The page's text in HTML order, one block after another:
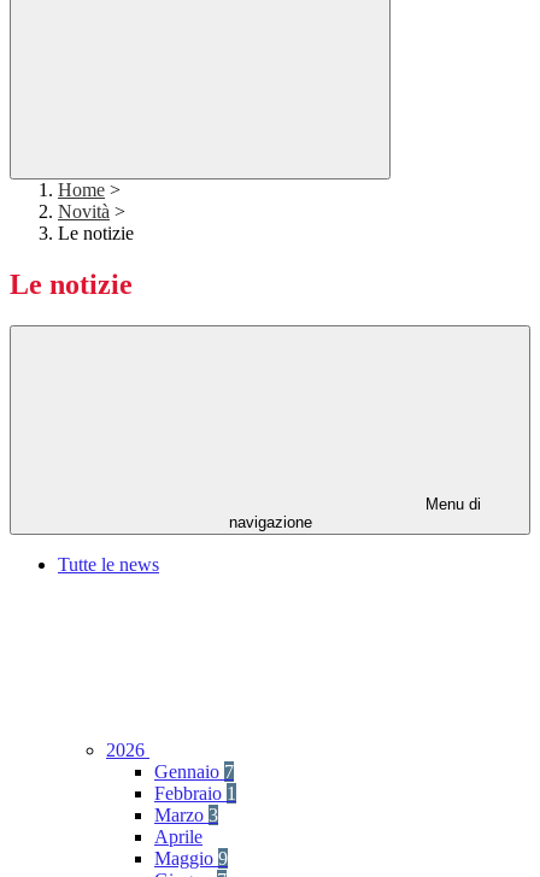
Home >
Novità >
Le notizie
Le notizie
Menu di
navigazione
Tutte le news
2026
Gennaio 7
Febbraio 1
Marzo 3
Aprile
Maggio 9